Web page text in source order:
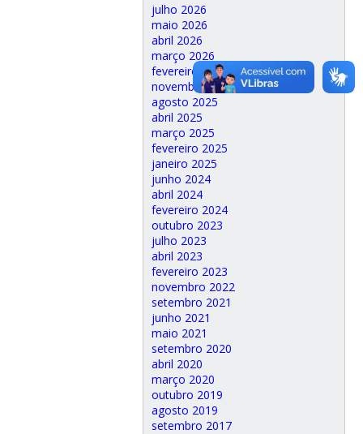
julho 2026
maio 2026
abril 2026
março 2026
fevereiro 2026
novembro 2025
agosto 2025
abril 2025
março 2025
fevereiro 2025
janeiro 2025
junho 2024
abril 2024
fevereiro 2024
outubro 2023
julho 2023
abril 2023
fevereiro 2023
novembro 2022
setembro 2021
junho 2021
maio 2021
setembro 2020
abril 2020
março 2020
outubro 2019
agosto 2019
setembro 2017